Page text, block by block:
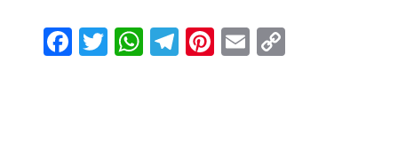
Facebook
Twitter
WhatsApp
Telegram
Pinterest
EmailCopy